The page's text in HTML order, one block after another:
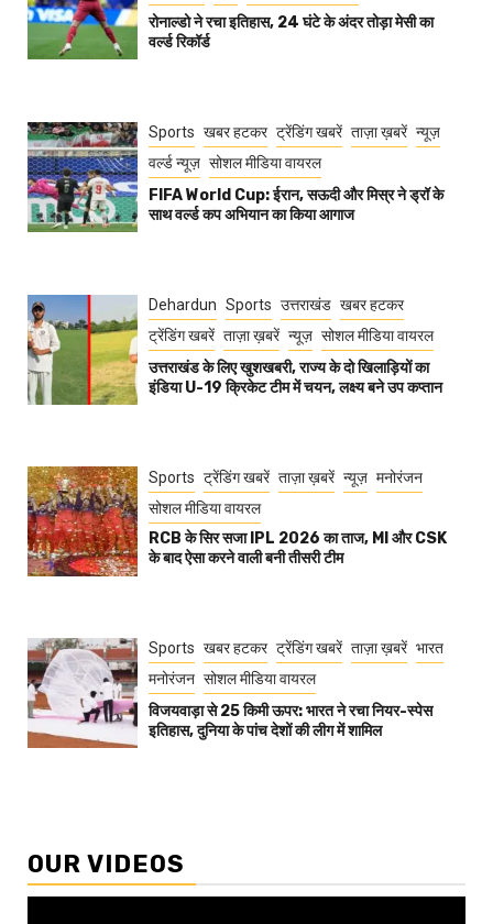
रोनाल्डो ने रचा इतिहास, 24 घंटे के अंदर तोड़ा मेसी का
वर्ल्ड रिकॉर्ड
Sports खबर हटकर ट्रेंडिंग खबरें ताज़ा ख़बरें न्यूज़
वर्ल्ड न्यूज़ सोशल मीडिया वायरल
FIFA World Cup: ईरान, सऊदी और मिस्र ने ड्रॉ के
साथ वर्ल्ड कप अभियान का किया आगाज
Dehardun Sports उत्तराखंड खबर हटकर
ट्रेंडिंग खबरें ताज़ा ख़बरें न्यूज़ सोशल मीडिया वायरल
उत्तराखंड के लिए खुशखबरी, राज्य के दो खिलाड़ियों का
इंडिया U-19 क्रिकेट टीम में चयन, लक्ष्य बने उप कप्तान
Sports ट्रेंडिंग खबरें ताज़ा ख़बरें न्यूज़ मनोरंजन
सोशल मीडिया वायरल
RCB के सिर सजा IPL 2026 का ताज, MI और CSK
के बाद ऐसा करने वाली बनी तीसरी टीम
Sports खबर हटकर ट्रेंडिंग खबरें ताज़ा ख़बरें भारत
मनोरंजन सोशल मीडिया वायरल
विजयवाड़ा से 25 किमी ऊपर: भारत ने रचा नियर-स्पेस
इतिहास, दुनिया के पांच देशों की लीग में शामिल
OUR VIDEOS